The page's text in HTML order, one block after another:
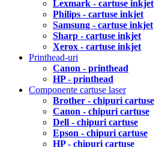
Lexmark - cartuse inkjet
Philips - cartuse inkjet
Samsung - cartuse inkjet
Sharp - cartuse inkjet
Xerox - cartuse inkjet
Printhead-uri
Canon - printhead
HP - printhead
Componente cartuse laser
Brother - chipuri cartuse
Canon - chipuri cartuse
Dell - chipuri cartuse
Epson - chipuri cartuse
HP - chipuri cartuse